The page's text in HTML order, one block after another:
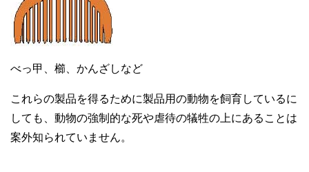
べっ甲、櫛、かんざしなど
これらの製品を得るために製品用の動物を飼育しているに
しても、動物の強制的な死や虐待の犠牲の上にあることは
案外知られていません。